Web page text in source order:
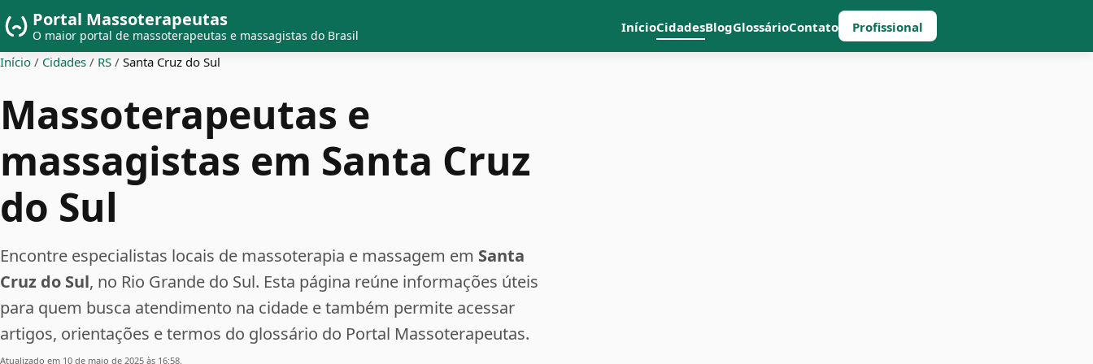
Portal Massoterapeutas
O maior portal de massoterapeutas e massagistas do Brasil
InícioCidadesBlogGlossárioContato Profissional
Início / Cidades / RS / Santa Cruz do Sul
Massoterapeutas e
massagistas em Santa Cruz
do Sul
Encontre especialistas locais de massoterapia e massagem em Santa
Cruz do Sul, no Rio Grande do Sul. Esta página reúne informações úteis
para quem busca atendimento na cidade e também permite acessar
artigos, orientações e termos do glossário do Portal Massoterapeutas.
Atualizado em 10 de maio de 2025 às 16:58.